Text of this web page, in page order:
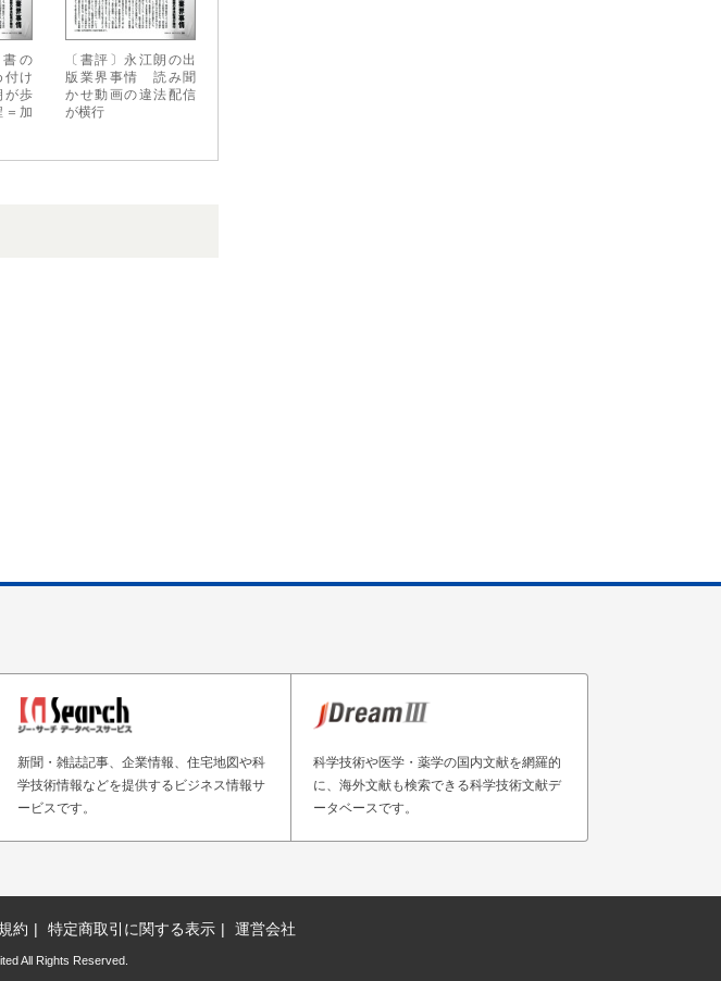
の
け
歩
＝加
〔書評〕永江朗の出
版業界事情 読み聞
かせ動画の違法配信
が横行
新聞・雑誌記事、企業情報、住宅地図や科
学技術情報などを提供するビジネス情報サ
ービスです。
科学技術や医学・薬学の国内文献を網羅的
に、海外文献も検索できる科学技術文献デ
ータベースです。
約 特定商取引に関する表示 運営会社
All Rights Reserved.